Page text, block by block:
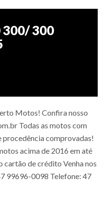
300/ 300
Motos! Confira nosso
Todas as motos com
procedência comprovadas!
acima de 2016 em até
cartão de crédito Venha nos
99696-0098 Telefone: 47